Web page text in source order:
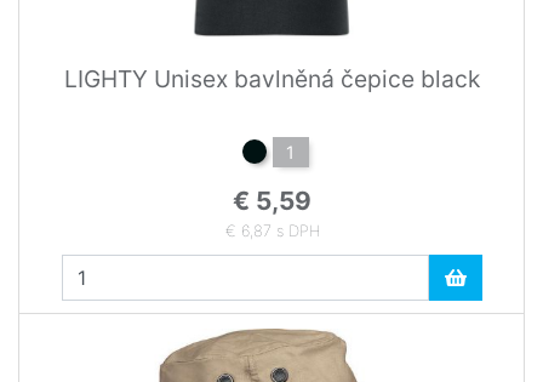
LIGHTY Unisex bavlněná čepice black
1
€ 5,59
€ 6,87 s DPH